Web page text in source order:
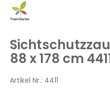
Zum
Anfang
springen
88 x 178 cm
Artikel Nr.: 4411